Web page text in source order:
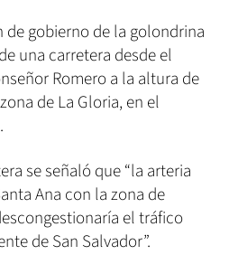
de gobierno de la golondrina
una carretera desde el
Romero a la altura de
de La Gloria, en el
se señaló que “la arteria
Ana con la zona de
el tráfico
de San Salvador”.